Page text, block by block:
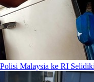
Polisi Malaysia ke RI